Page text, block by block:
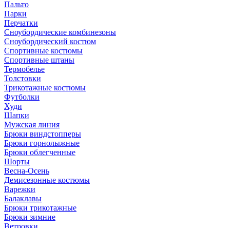
Пальто
Парки
Перчатки
Сноубордические комбинезоны
Сноубордический костюм
Спортивные костюмы
Спортивные штаны
Термобелье
Толстовки
Трикотажные костюмы
Футболки
Худи
Шапки
Мужская линия
Брюки виндстопперы
Брюки горнолыжные
Брюки облегченные
Шорты
Весна-Осень
Демисезонные костюмы
Варежки
Балаклавы
Брюки трикотажные
Брюки зимние
Ветровки